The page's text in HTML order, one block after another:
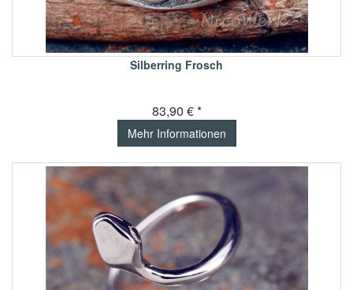
Silberring Frosch
83,90 € *
Mehr Informationen